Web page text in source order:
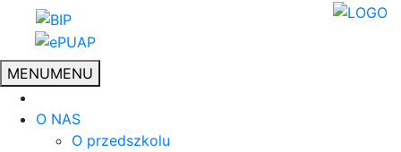
MENUMENU
O NAS
O przedszkolu